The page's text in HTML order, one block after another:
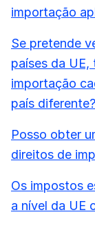
importação
Se pretende
países da
importação
país diferente?
Posso obter
direitos de
Os impostos
a nível da UE